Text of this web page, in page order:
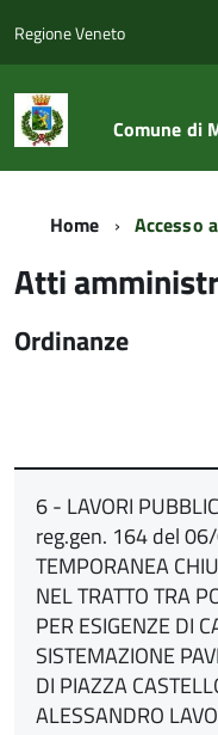
Regione Veneto
Comune di
Home Accesso
Atti
Ordinanze
6 - LAVORI
reg.gen. 164 del
TEMPORANEA
NEL TRATTO TRA
PER ESIGENZE DI
SISTEMAZIONE
DI PIAZZA
ALESSANDRO